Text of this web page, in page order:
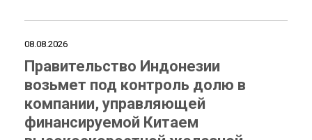
08.08.2026
Правительство Индонезии
возьмет под контроль долю в
компании, управляющей
финансируемой Китаем